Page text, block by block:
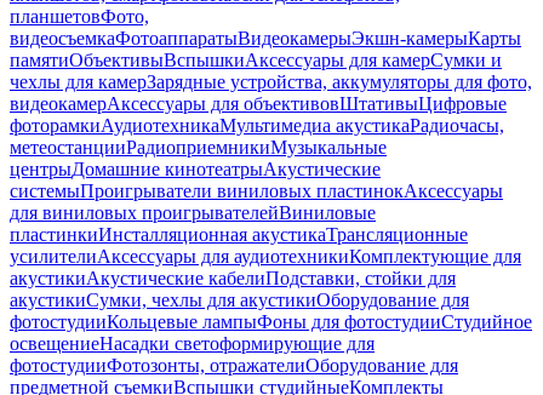
планшетовФото,
видеосъемкаФотоаппаратыВидеокамерыЭкшн-камерыКарты
памятиОбъективыВспышкиАксессуары для камерСумки и
чехлы для камерЗарядные устройства, аккумуляторы для фото,
видеокамерАксессуары для объективовШтативыЦифровые
фоторамкиАудиотехникаМультимедиа акустикаРадиочасы,
метеостанцииРадиоприемникиМузыкальные
центрыДомашние кинотеатрыАкустические
системыПроигрыватели виниловых пластинокАксессуары
для виниловых проигрывателейВиниловые
пластинкиИнсталляционная акустикаТрансляционные
усилителиАксессуары для аудиотехникиКомплектующие для
акустикиАкустические кабелиПодставки, стойки для
акустикиСумки, чехлы для акустикиОборудование для
фотостудииКольцевые лампыФоны для фотостудииСтудийное
освещениеНасадки светоформирующие для
фотостудииФотозонты, отражателиОборудование для
предметной съемкиВспышки студийныеКомплекты